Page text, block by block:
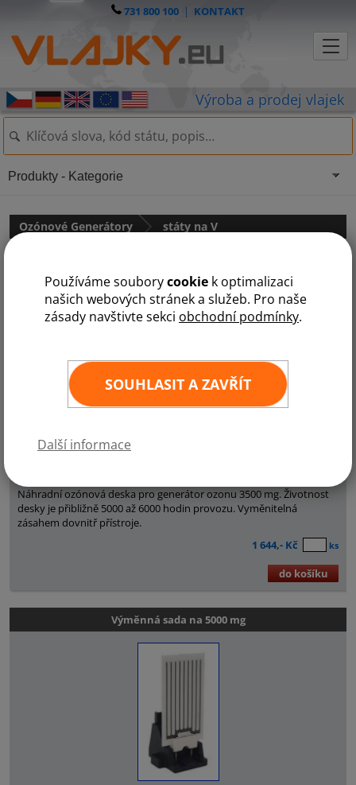
Používáme souborycookie k optimalizaci
našich webových stránek a služeb. Pro naše
zásady navštivte sekci obchodní podmínky.
SOUHLASIT A ZAVŘÍT
Další informace
731 800 100 | KONTAKT
Ozónové Generátory státy na V
Výměnná sada na 3500 mg
Náhradní ozónová deska pro generátor ozonu 3500 mg. Životnost
desky je přibližně 5000 až 6000 hodin provozu. Vyměnitelná
zásahem dovnitř přístroje.
1 644,- Kč
ks
do košíku
Výměnná sada na 5000 mg
Produkty - Kategorie